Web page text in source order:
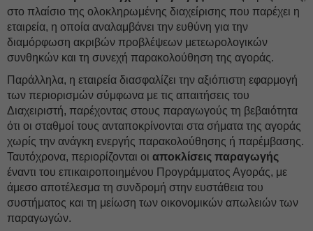
στο πλαίσιο της ολοκληρωμένης διαχείρισης που παρέχει η
εταιρεία, η οποία αναλαμβάνει την ευθύνη για την
διαμόρφωση ακριβών προβλέψεων μετεωρολογικών
συνθηκών και τη συνεχή παρακολούθηση της αγοράς.
Παράλληλα, η εταιρεία διασφαλίζει την αξιόπιστη εφαρμογή
των περιορισμών σύμφωνα με τις απαιτήσεις του
Διαχειριστή, παρέχοντας στους παραγωγούς τη βεβαιότητα
ότι οι σταθμοί τους ανταποκρίνονται στα σήματα της αγοράς
χωρίς την ανάγκη ενεργής παρακολούθησης ή παρέμβασης.
Ταυτόχρονα, περιορίζονται οι αποκλίσεις παραγωγής
έναντι του επικαιροποιημένου Προγράμματος Αγοράς, με
άμεσο αποτέλεσμα τη συνδρομή στην ευστάθεια του
συστήματος και τη μείωση των οικονομικών απωλειών των
παραγωγών.